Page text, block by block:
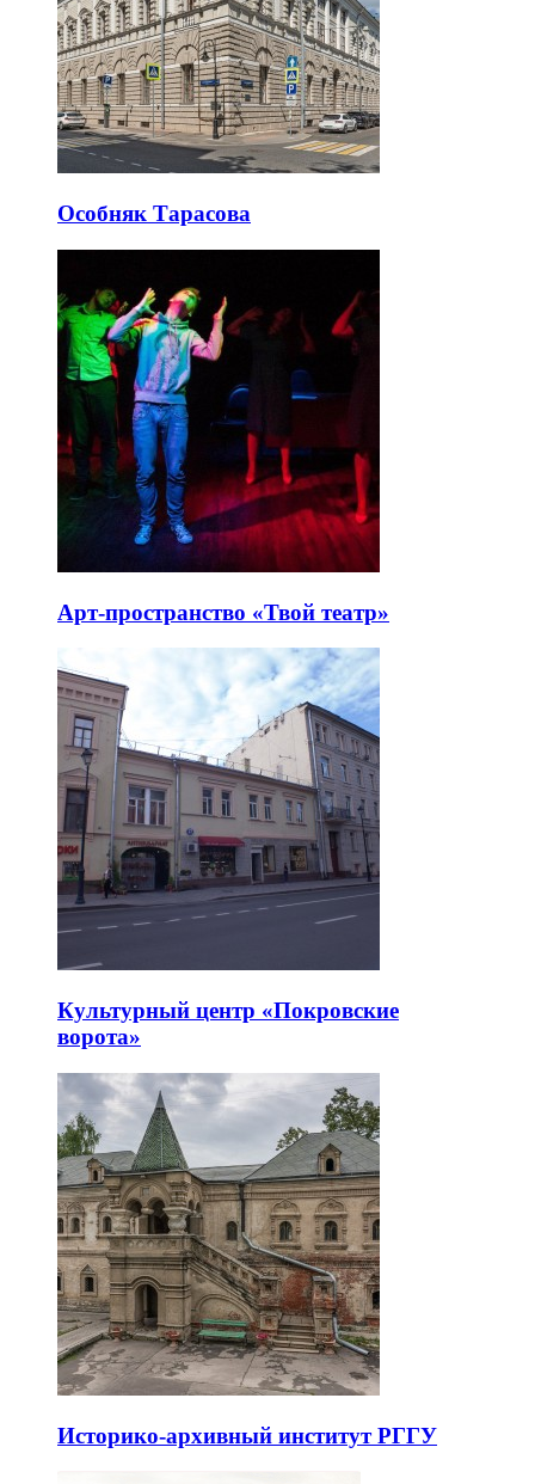
Особняк Тарасова
Арт-пространство «Твой театр»
Культурный центр «Покровские
ворота»
Историко-архивный институт РГГУ